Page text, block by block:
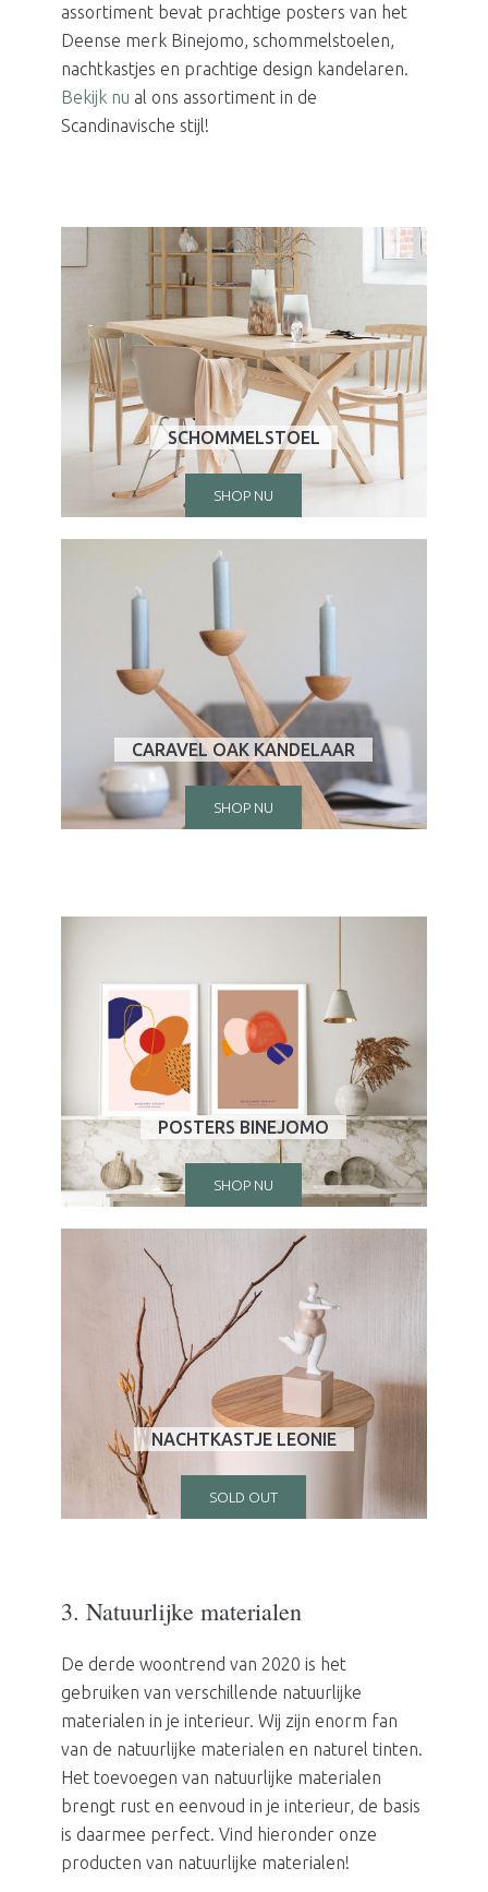
assortiment bevat prachtige posters van het
Deense merk Binejomo, schommelstoelen,
nachtkastjes en prachtige design kandelaren.
Bekijk nu al ons assortiment in de
Scandinavische stijl!
SCHOMMELSTOEL
SHOP NU
CARAVEL OAK KANDELAAR
SHOP NU
POSTERS BINEJOMO
SHOP NU
NACHTKASTJE LEONIE
SOLD OUT
3. Natuurlijke materialen
De derde woontrend van 2020 is het
gebruiken van verschillende natuurlijke
materialen in je interieur. Wij zijn enorm fan
van de natuurlijke materialen en naturel tinten.
Het toevoegen van natuurlijke materialen
brengt rust en eenvoud in je interieur, de basis
is daarmee perfect. Vind hieronder onze
producten van natuurlijke materialen!